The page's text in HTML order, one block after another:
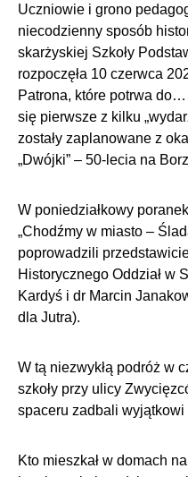
Uczniowie i grono
niecodzienny sposób
skarżyskiej Szkoły
rozpoczęła 10 czerwca
Patrona, które potrwa
się pierwsze z kilku
zostały zaplanowane z
„Dwójki” – 50-lecia na
W poniedziałkowy
„Chodźmy w miasto –
poprowadzili
Historycznego Oddział w
Kardyś i dr Marcin
dla Jutra).
W tą niezwykłą podróż w
szkoły przy ulicy
spaceru zadbali wyjątkowi
Kto mieszkał w domach